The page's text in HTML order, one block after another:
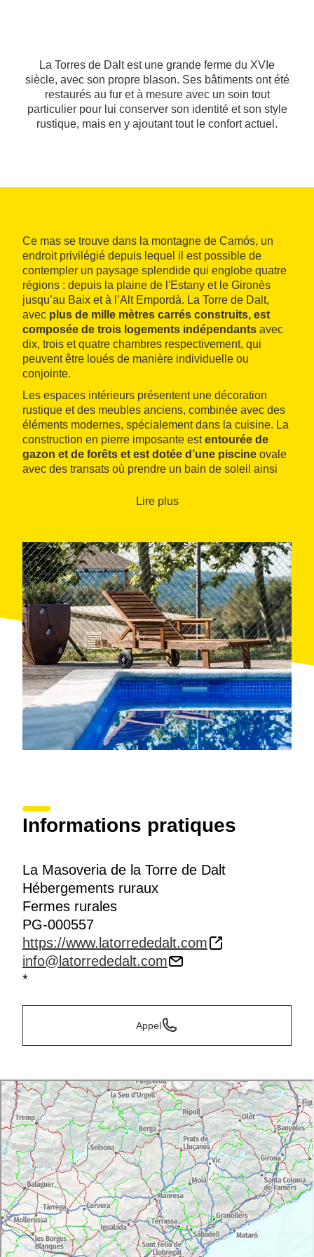
La Torres de Dalt est une grande ferme du XVIe
siècle, avec son propre blason. Ses bâtiments ont été
restaurés au fur et à mesure avec un soin tout
particulier pour lui conserver son identité et son style
rustique, mais en y ajoutant tout le confort actuel.
Ce mas se trouve dans la montagne de Camós, un
endroit privilégié depuis lequel il est possible de
contempler un paysage splendide qui englobe quatre
régions : depuis la plaine de l'Estany et le Gironès
jusqu’au Baix et à l’Alt Empordà. La Torre de Dalt,
avec plus de mille mètres carrés construits, est
composée de trois logements indépendants avec
dix, trois et quatre chambres respectivement, qui
peuvent être loués de manière individuelle ou
conjointe.
Les espaces intérieurs présentent une décoration
rustique et des meubles anciens, combinée avec des
éléments modernes, spécialement dans la cuisine. La
construction en pierre imposante estentourée de
gazon et de forêts et est dotée d’une piscine ovale
avec des transats où prendre un bain de soleil ainsi
prendre le frais. L’emplacement du mas permet de
Lire plus
Informations pratiques
La Masoveria de la Torre de Dalt
Hébergements ruraux
Fermes rurales
PG-000557
https://www.latorrededalt.com
info@latorrededalt.com
*
Appel